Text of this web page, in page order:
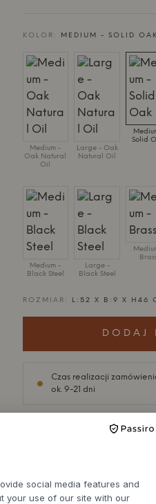
KOLOR: MEDIUM - SOLID OAK
Medium -
Oak Natural
Oil
Large - Oak
Natural Oil
Solid
Medium -
Black Steel
Large -
Black Steel
ROZMIAR: L:52 X B:9 X H46
DODAJ
Czas realizacji
ok. 9-21 dni
Półka A-Shelf odAndersen
social media features and
your use of our site with our